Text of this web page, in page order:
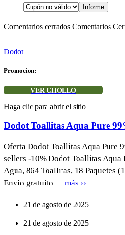
Comentarios cerrados Comentarios
Dodot
Promocion:
VER CHOLLO
Haga clic para abrir el sitio
Dodot Toallitas Aqua Pure
Oferta Dodot Toallitas Aqua Pure
sellers -10% Dodot Toallitas Aqua
Agua, 864 Toallitas, 18 Paquetes
Envío gratuito. ... más ››
21 de agosto de 2025
21 de agosto de 2025